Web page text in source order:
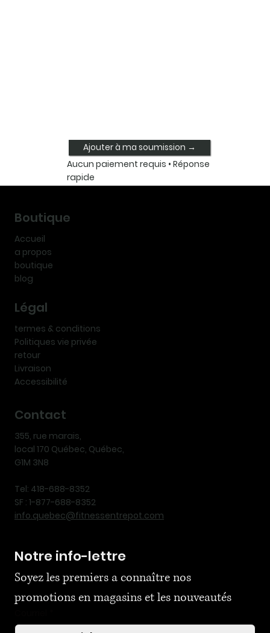
Ajouter à ma soumission →
Aucun paiement requis • Réponse
rapide
Boutique
Accueil
a propos
boutique
blog
Légal
termes & conditions
Politiques vie privée
retour
Livraison
Accessibilité
Contact
355, rue marais,
local 170 Québec, Québec,
G1M 3N8
Tel: 418-688-8352
SF : 1-877-688-8352
info.quebec@fitnessentrepot.com
Notre info-lettre
Soyez les premiers a connaître nos
promotions en magasins et les nouveautés